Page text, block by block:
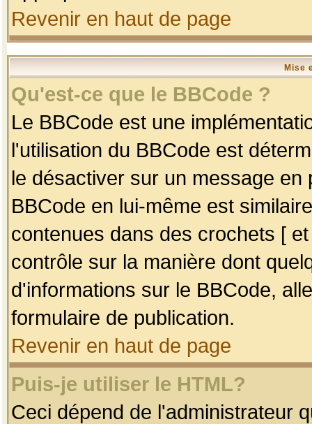
Revenir en haut de page
Mise
Qu'est-ce que le BBCode ?
Le BBCode est une
l'utilisation du BBCode est
le désactiver sur un message
BBCode en lui-même est
contenues dans des crochets [
contrôle sur la manière dont
d'informations sur le BBCode,
formulaire de publication.
Revenir en haut de page
Puis-je utiliser le HTML?
Ceci dépend de l'administrateur